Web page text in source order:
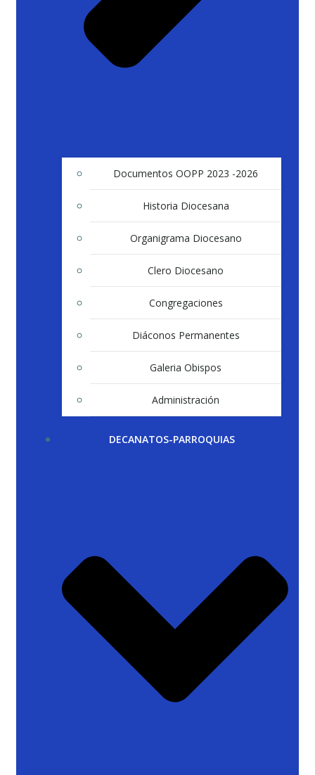
Documentos OOPP 2023 -2026
Historia Diocesana
Organigrama Diocesano
Clero Diocesano
Congregaciones
Diáconos Permanentes
Galeria Obispos
Administración
DECANATOS-PARROQUIAS